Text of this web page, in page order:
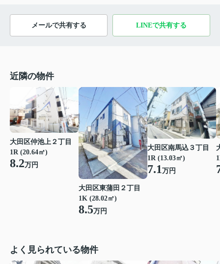
メールで共有する LINEで共有する
近隣の物件
大田区仲池上２丁目
1R (20.64㎡)
8.2万円
大田区東蒲田２丁目
1K (28.02㎡)
8.5万円
大田区南馬込３丁目
1R (13.03㎡)
7.1万円
よく見られている物件